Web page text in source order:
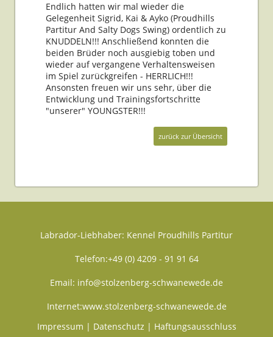
Endlich hatten wir mal wieder die
Gelegenheit Sigrid, Kai & Ayko (Proudhills
Partitur And Salty Dogs Swing) ordentlich zu
KNUDDELN!!! Anschließend konnten die
beiden Brüder noch ausgiebig toben und
wieder auf vergangene Verhaltensweisen
im Spiel zurückgreifen - HERRLICH!!!
Ansonsten freuen wir uns sehr, über die
Entwicklung und Trainingsfortschritte
"unserer" YOUNGSTER!!!
zurück zur Übersicht
Labrador-Liebhaber: Kennel Proudhills Partitur
Telefon:+49 (0) 4209 - 91 91 64
Email: info@stolzenberg-schwanewede.de
Internet:www.stolzenberg-schwanewede.de
Impressum | Datenschutz | Haftungsausschluss